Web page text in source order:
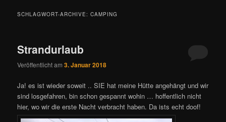
SCHLAGWORT-ARCHIVE:CAMPING
Strandurlaub
Veröffentlicht am3. Januar 2018
Ja! es ist wieder soweit .. SIE hat meine Hütte angehängt und wir
sind losgefahren, bin schon gespannt wohin … hoffentlich nicht
hier, wo wir die erste Nacht verbracht haben. Da ists echt doof!